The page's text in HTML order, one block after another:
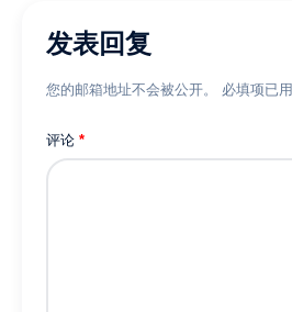
发表回复
您的邮箱地址不会被公开。 必填项已用
评论 *